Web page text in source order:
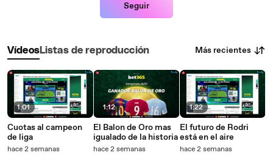
Seguir
VídeosListas de reproducción Más recientes
1:01
Cuotas al campeon
de liga
hace 2 semanas
1:12
El Balon de Oro mas
igualado de la historia
hace 2 semanas
1:22
El futuro de Rodri
está en el aire
hace 2 semanas